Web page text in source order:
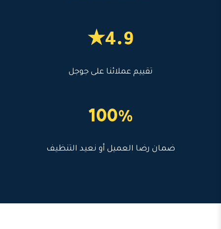
4.9★
تقييم عملائنا على جوجل
100%
ضمان رضا العميل أو نعيد التنظيف